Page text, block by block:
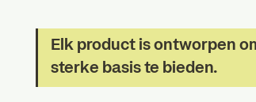
Elk product is ontworpen
sterke basis te bieden.